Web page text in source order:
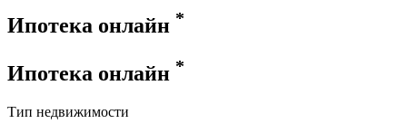
Ипотека онлайн *
Ипотека онлайн *
Тип недвижимости